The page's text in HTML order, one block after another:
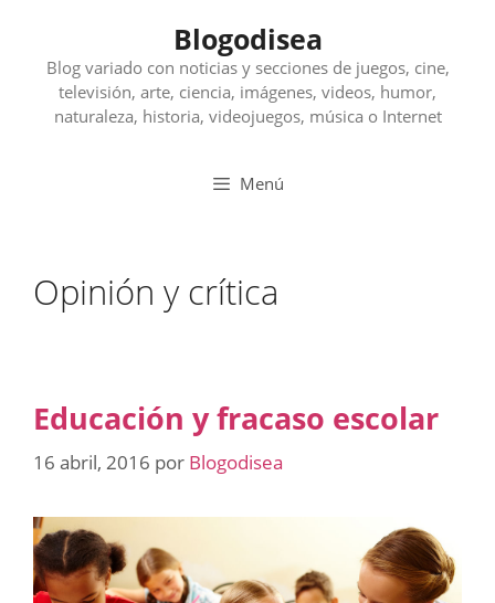
contenido
Blogodisea
Blog variado con noticias y secciones de juegos, cine,
televisión, arte, ciencia, imágenes, videos, humor,
naturaleza, historia, videojuegos, música o Internet
Menú
Opinión y crítica
Educación y fracaso escolar
16 abril, 2016 por Blogodisea